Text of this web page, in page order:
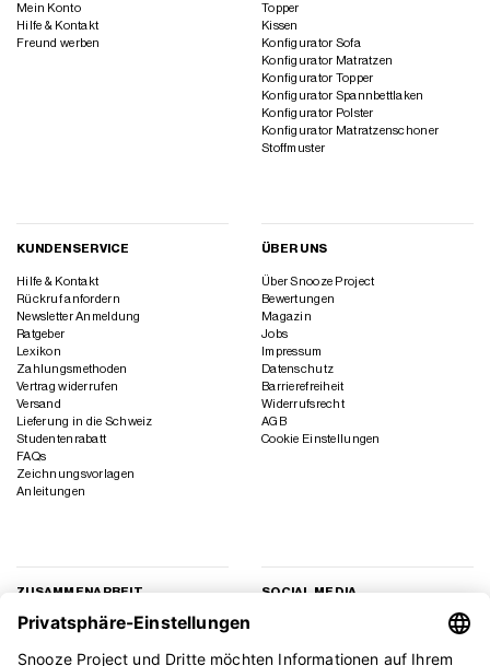
Mein Konto
Hilfe & Kontakt
Freund werben
Topper
Kissen
Konfigurator Sofa
Konfigurator Matratzen
Konfigurator Topper
Konfigurator Spannbettlaken
Konfigurator Polster
Konfigurator Matratzenschoner
Stoffmuster
KUNDENSERVICE
Hilfe & Kontakt
Rückruf anfordern
Newsletter Anmeldung
Ratgeber
Lexikon
Zahlungsmethoden
Vertrag widerrufen
Versand
Lieferung in die Schweiz
Studentenrabatt
FAQs
Zeichnungsvorlagen
Anleitungen
ÜBER UNS
Über Snooze Project
Bewertungen
Magazin
Jobs
Impressum
Datenschutz
Barrierefreiheit
Widerrufsrecht
AGB
Cookie Einstellungen
ZUSAMMENARBEIT
Geschäftskunden
Presse
SOCIAL MEDIA
TikTok